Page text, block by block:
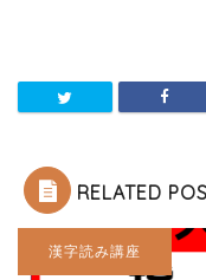
RELATED
漢字読み講座